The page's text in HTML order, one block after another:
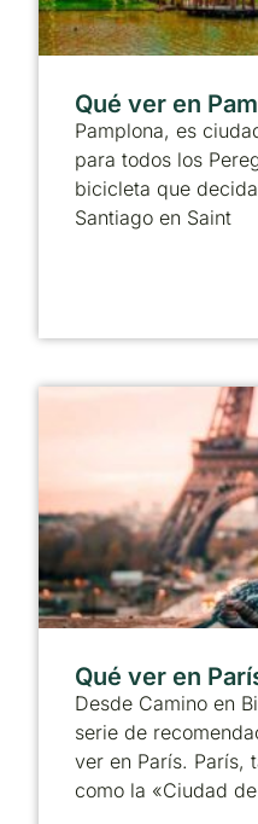
Qué ver en
Pamplona, es
para todos los
bicicleta que
Santiago en Saint
Qué ver en
Desde Camino en
serie de
ver en París. París,
como la «Ciudad de